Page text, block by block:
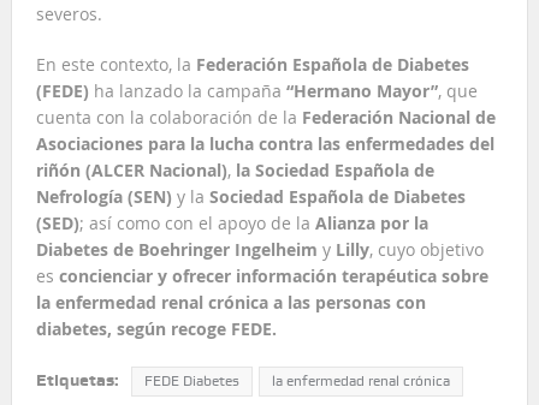
severos.
En este contexto, la Federación Española de Diabetes
(FEDE) ha lanzado la campaña “Hermano Mayor”, que
cuenta con la colaboración de la Federación Nacional de
Asociaciones para la lucha contra las enfermedades del
riñón (ALCER Nacional), la Sociedad Española de
Nefrología (SEN) y la Sociedad Española de Diabetes
(SED); así como con el apoyo de la Alianza por la
Diabetes de Boehringer Ingelheim y Lilly, cuyo objetivo
es concienciar y ofrecer información terapéutica sobre
la enfermedad renal crónica a las personas con
diabetes, según recoge FEDE.
Etiquetas: FEDE Diabetes la enfermedad renal crónica